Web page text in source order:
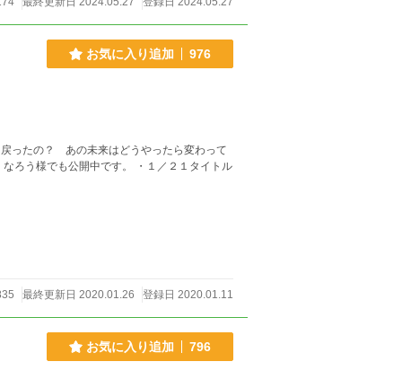
お気に入り追加 976
ったの？ あの未来はどうやったら変わって
最終更新日 2020.01.26 登録日 2020.01.11
お気に入り追加 796